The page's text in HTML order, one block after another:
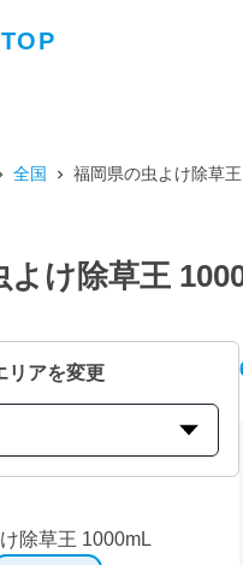
全国 福岡県の虫よけ除草
よけ除草王
リアを変更